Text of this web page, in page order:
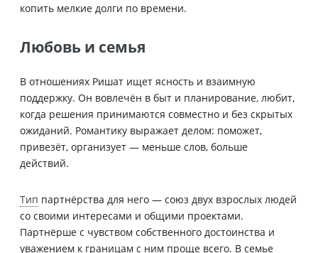
копить мелкие долги по времени.
Любовь и семья
В отношениях Ришат ищет ясность и взаимную
поддержку. Он вовлечён в быт и планирование, любит,
когда решения принимаются совместно и без скрытых
ожиданий. Романтику выражает делом: поможет,
привезёт, организует — меньше слов, больше
действий.
Тип партнёрства для него — союз двух взрослых людей
со своими интересами и общими проектами.
Партнёрше с чувством собственного достоинства и
уважением к границам с ним проще всего. В семье